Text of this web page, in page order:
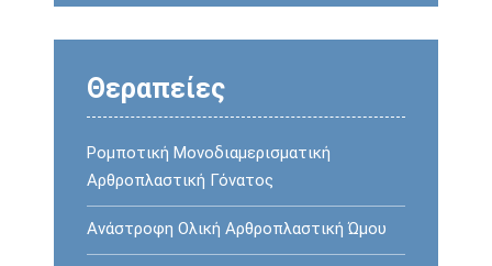
Θεραπείες
Ρομποτική Μονοδιαμερισματική
Αρθροπλαστική Γόνατος
Ανάστροφη Oλική Αρθροπλαστική Ώμου